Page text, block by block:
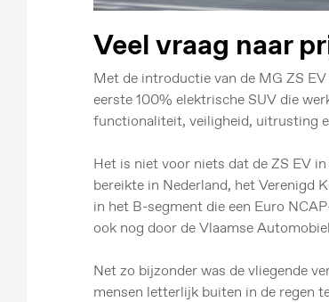
Veel vraag naar
Met de introductie van de MG ZS
eerste 100% elektrische SUV die
functionaliteit, veiligheid, uitrusting
Het is niet voor niets dat de ZS EV
bereikte in Nederland, het Verenigd
in het B-segment die een Euro
ook nog door de Vlaamse
Net zo bijzonder was de vliegende
mensen letterlijk buiten in de regen